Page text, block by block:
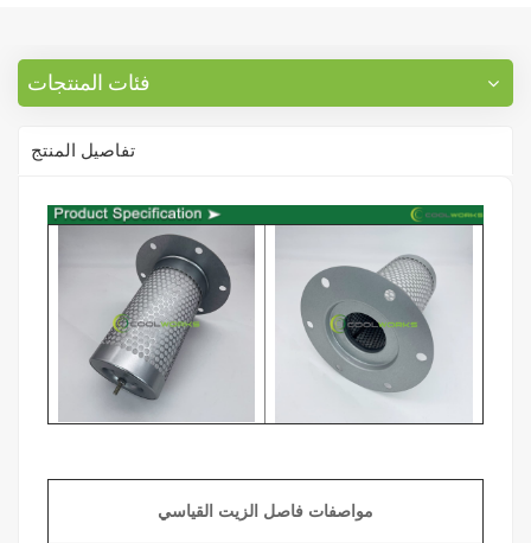
فئات المنتجات
تفاصيل المنتج
مواصفات فاصل الزيت القياسي